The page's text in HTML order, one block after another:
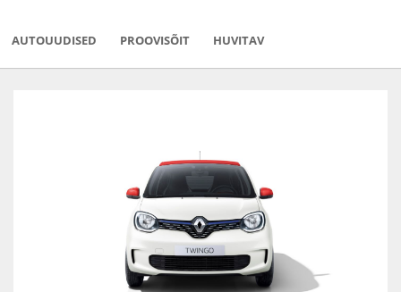
AUTOUUDISED PROOVISÕIT HUVITAV